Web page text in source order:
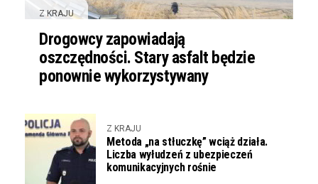
Z KRAJU
Drogowcy zapowiadają
oszczędności. Stary asfalt będzie
ponownie wykorzystywany
Z KRAJU
Metoda „na stłuczkę” wciąż działa.
Liczba wyłudzeń z ubezpieczeń
komunikacyjnych rośnie